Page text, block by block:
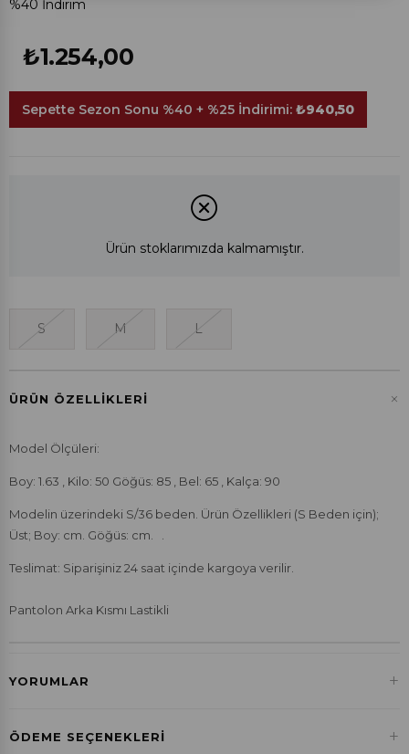
%40 İndirim
₺1.254,00
Sepette Sezon Sonu %40 + %25 İndirimi: ₺940,50
Ürün stoklarımızda kalmamıştır.
S M L
ÜRÜN ÖZELLIKLERI +
Model Ölçüleri:
Boy: 1.63 , Kilo: 50 Göğüs: 85 , Bel: 65 , Kalça: 90
Modelin üzerindeki S/36 beden. Ürün Özellikleri (S Beden için);
Üst; Boy: cm. Göğüs: cm. .
Teslimat: Siparişiniz 24 saat içinde kargoya verilir.
Pantolon Arka Kısmı Lastikli
YORUMLAR +
ÖDEME SEÇENEKLERI +